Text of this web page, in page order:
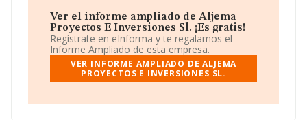
paraactividades. La sociedad está registrada como
Sociedad Limitada. Clasifica su actividad CNAE como
'%cnae%', código 6811. No realiza actividad de
importación y/o exportación.
La compañíaAljema Proyectos e Inversiones S.L
B21795364, tiene su domicilio social establecido en
Sanlucar De Barrameda, Cádiz, Andalucía.
Ver el informe ampliado de Aljema
Proyectos E Inversiones Sl. ¡Es gratis!
Regístrate en eInforma y te regalamos el
Informe Ampliado de esta empresa.
VER INFORME AMPLIADO DE ALJEMA
PROYECTOS E INVERSIONES SL.